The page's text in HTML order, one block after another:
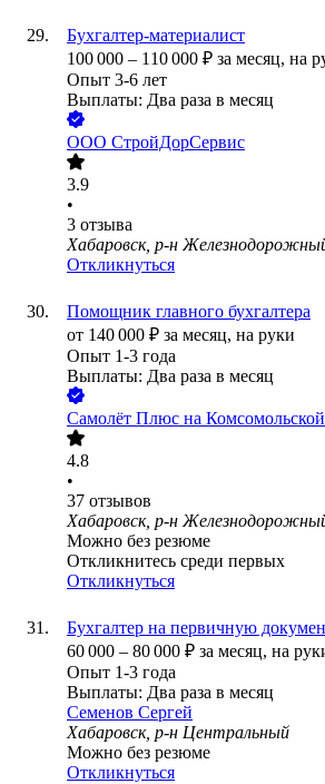
Бухгалтер-материалист
100 000 – 110 000 ₽ за месяц, на
Опыт 3-6 лет
Выплаты: Два раза в месяц
ООО СтройДорСервис
3.9
•
3 отзыва
Хабаровск, р-н
Откликнуться
Помощник главного бухгалтера
от 140 000 ₽ за месяц, на руки
Опыт 1-3 года
Выплаты: Два раза в месяц
Самолёт Плюс на Комсомольской
4.8
•
37 отзывов
Хабаровск, р-н
Можно без резюме
Откликнитесь среди первых
Откликнуться
Бухгалтер на первичную
60 000 – 80 000 ₽ за месяц, на
Опыт 1-3 года
Выплаты: Два раза в месяц
Семенов Сергей
Хабаровск, р-н Центральный
Можно без резюме
Откликнуться